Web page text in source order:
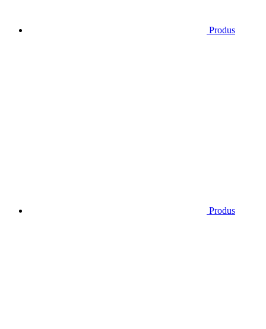
Produs
Produs